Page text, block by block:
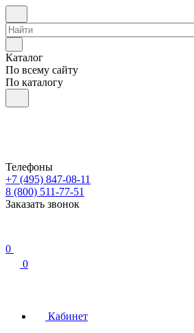
Каталог
По всему сайту
По каталогу
Телефоны
+7 (495) 847-08-11
8 (800) 511-77-51
Заказать звонок
0
0
Кабинет